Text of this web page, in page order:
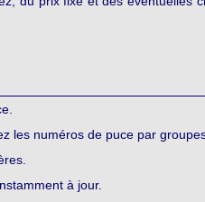
les numéros de puce par
à jour.